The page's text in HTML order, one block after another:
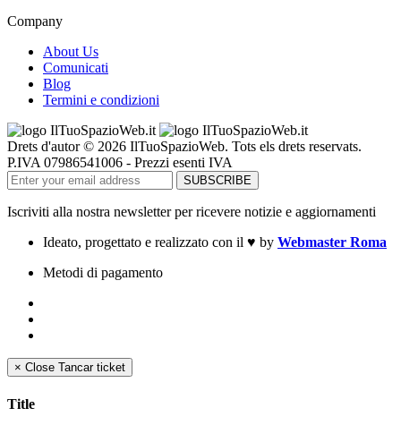
Company
About Us
Comunicati
Blog
Termini e condizioni
Drets d'autor © 2026 IlTuoSpazioWeb. Tots els drets reservats.
P.IVA 07986541006 - Prezzi esenti IVA
Iscriviti alla nostra newsletter per ricevere notizie e aggiornamenti
Ideato, progettato e realizzato con il ♥ by Webmaster Roma
Metodi di pagamento
× Close Tancar ticket
Title